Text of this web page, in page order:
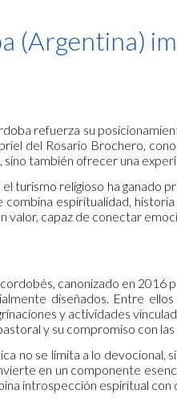
to main content
(Argentina)
refuerza su
del Rosario Brochero,
sino también ofrecer una
el turismo religioso ha
espiritualidad,
valor, capaz de conectar
canonizado en 2016
diseñados. Entre
y actividades
y su compromiso con
no se limita a lo devocional,
en un componente
introspección espiritual con